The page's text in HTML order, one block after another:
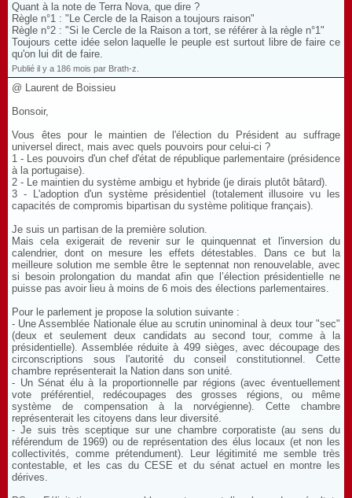
Quant à la note de Terra Nova, que dire ?
Règle n°1 : "Le Cercle de la Raison a toujours raison"
Règle n°2 : "Si le Cercle de la Raison a tort, se référer à la règle n°1"
Toujours cette idée selon laquelle le peuple est surtout libre de faire ce
qu'on lui dit de faire.
Publié il y a 186 mois par Brath-z.
@ Laurent de Boissieu
Bonsoir,
Vous êtes pour le maintien de l'élection du Président au suffrage
universel direct, mais avec quels pouvoirs pour celui-ci ?
1 - Les pouvoirs d'un chef d'état de république parlementaire (présidence
à la portugaise).
2 - Le maintien du système ambigu et hybride (je dirais plutôt bâtard).
3 - L'adoption d'un système présidentiel (totalement illusoire vu les
capacités de compromis bipartisan du système politique français).
Je suis un partisan de la première solution.
Mais cela exigerait de revenir sur le quinquennat et l'inversion du
calendrier, dont on mesure les effets détestables. Dans ce but la
meilleure solution me semble être le septennat non renouvelable, avec
si besoin prolongation du mandat afin que l’élection présidentielle ne
puisse pas avoir lieu à moins de 6 mois des élections parlementaires.
Pour le parlement je propose la solution suivante :
- Une Assemblée Nationale élue au scrutin uninominal à deux tour "sec"
(deux et seulement deux candidats au second tour, comme à la
présidentielle). Assemblée réduite à 499 sièges, avec découpage des
circonscriptions sous l'autorité du conseil constitutionnel. Cette
chambre représenterait la Nation dans son unité.
- Un Sénat élu à la proportionnelle par régions (avec éventuellement
vote préférentiel, redécoupages des grosses régions, ou même
système de compensation à la norvégienne). Cette chambre
représenterait les citoyens dans leur diversité.
- Je suis très sceptique sur une chambre corporatiste (au sens du
référendum de 1969) ou de représentation des élus locaux (et non les
collectivités, comme prétendument). Leur légitimité me semble très
contestable, et les cas du CESE et du sénat actuel en montre les
dérives.